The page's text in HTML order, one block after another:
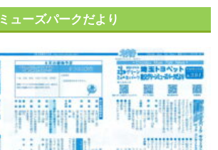
ミューズパークだより